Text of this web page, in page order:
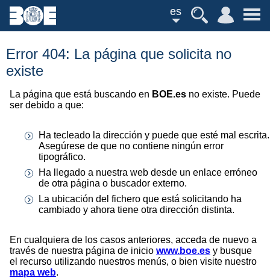
es
Error 404: La página que solicita no
existe
La página que está buscando en BOE.es no existe. Puede
ser debido a que:
Ha tecleado la dirección y puede que esté mal escrita.
Asegúrese de que no contiene ningún error
tipográfico.
Ha llegado a nuestra web desde un enlace erróneo
de otra página o buscador externo.
La ubicación del fichero que está solicitando ha
cambiado y ahora tiene otra dirección distinta.
En cualquiera de los casos anteriores, acceda de nuevo a
través de nuestra página de inicio www.boe.es y busque
el recurso utilizando nuestros menús, o bien visite nuestro
mapa web.